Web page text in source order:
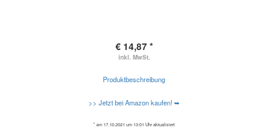
€ 14,87 *
inkl. MwSt.
Produktbeschreibung
>> Jetzt bei Amazon kaufen! ➥
* am 17.10.2021 um 13:01 Uhr aktualisiert